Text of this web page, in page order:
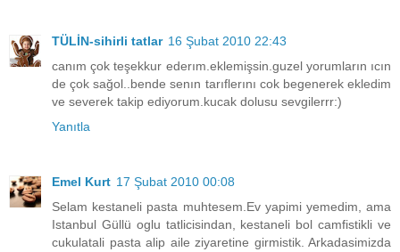
TÜLİN-sihirli tatlar 16 Şubat 2010 22:43
canım çok teşekkur ederım.eklemişsin.guzel yorumların ıcın
de çok sağol..bende senın tarıflerını cok begenerek ekledim
ve severek takip ediyorum.kucak dolusu sevgilerrr:)
Yanıtla
Emel Kurt 17 Şubat 2010 00:08
Selam kestaneli pasta muhtesem.Ev yapimi yemedim, ama
Istanbul Güllü oglu tatlicisindan, kestaneli bol camfistikli ve
cukulatali pasta alip aile ziyaretine girmistik. Arkadasimizda